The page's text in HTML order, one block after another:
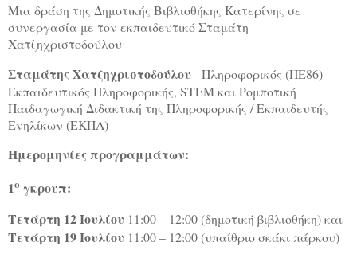
Μια δράση της Δημοτικής Βιβλιοθήκης Κατερίνης σε
συνεργασία με τον εκπαιδευτικό Σταμάτη
Χατζηχριστοδούλου
Σταμάτης Χατζηχριστοδούλου- Πληροφορικός (ΠΕ86)
Εκπαιδευτικός Πληροφορικής, STEM και Ρομποτική
Παιδαγωγική Διδακτική της Πληροφορικής / Εκπαιδευτής
Ενηλίκων (ΕΚΠΑ)
Ημερομηνίες προγραμμάτων:
1ο γκρουπ:
Τετάρτη 12 Ιουλίου 11:00 – 12:00 (δημοτική βιβλιοθήκη) και
Τετάρτη 19 Ιουλίου 11:00 – 12:00 (υπαίθριο σκάκι πάρκου)